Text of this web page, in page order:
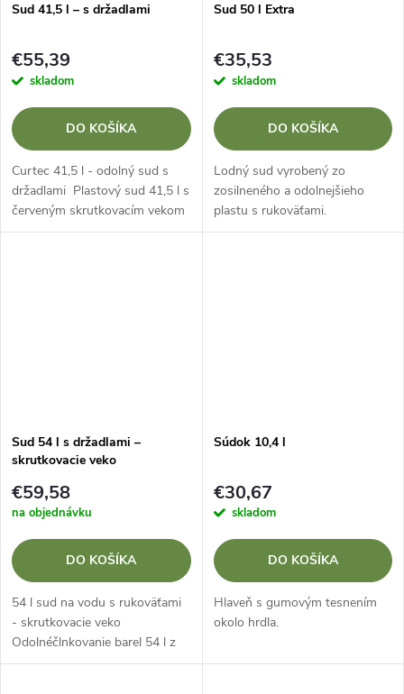
Sud 41,5 l – s držadlami
€55,39
skladom
DO KOŠÍKA
Curtec 41,5 l - odolný sud s
držadlami Plastový sud 41,5 l s
červeným skrutkovacím vekom
a robustnými rukoväťami je
Sud 50 l Extra
€35,53
skladom
DO KOŠÍKA
Lodný sud vyrobený zo
zosilneného a odolnejšieho
plastu s rukoväťami.
Individuálne ceny pre kluby,
Sud 54 l s držadlami –
skrutkovacie veko
€59,58
na objednávku
DO KOŠÍKA
54 l sud na vodu s rukoväťami
- skrutkovacie veko
Odolnéčlnkovanie barel 54 l z
materiálu HDPE sskrutkovacie
Súdok 10,4 l
€30,67
skladom
DO KOŠÍKA
Hlaveň s gumovým tesnením
okolo hrdla.